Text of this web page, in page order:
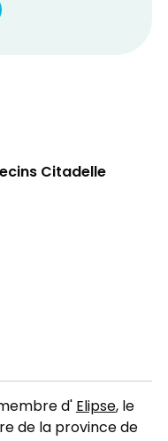
Citadelle
d'Elipse, le
de la province de